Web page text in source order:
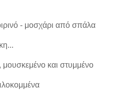
- μοσχάρι από σπάλα
και στυμμένο